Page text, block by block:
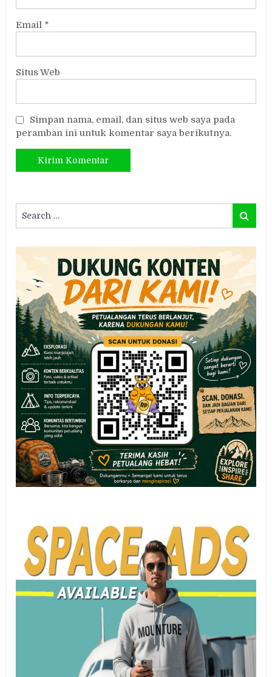
Email *
Situs Web
Simpan nama, email, dan situs web saya pada
peramban ini untuk komentar saya berikutnya.
for:
Search